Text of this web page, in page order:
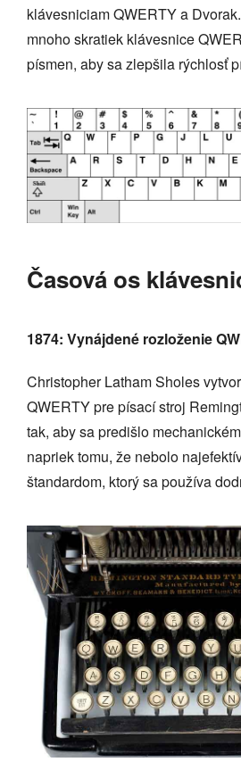
klávesniciam QWERTY a
mnoho skratiek klávesnice
písmen, aby sa zlepšila rýchlosť
Časová os
1874: Vynájdené rozloženie
Christopher Latham Sholes
QWERTY pre písací stroj
tak, aby sa predišlo
napriek tomu, že nebolo
štandardom, ktorý sa používa